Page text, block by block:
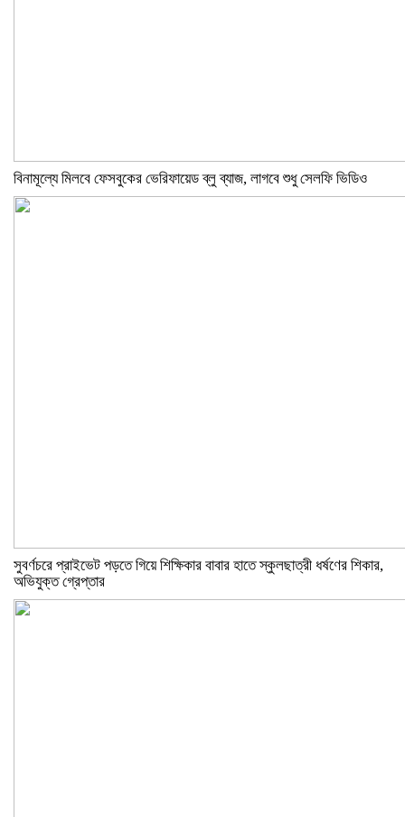
বিনামূল্যে মিলবে ফেসবুকের ভেরিফায়েড ব্লু ব্যাজ, লাগবে শুধু সেলফি ভিডিও
সুবর্ণচরে প্রাইভেট পড়তে গিয়ে শিক্ষিকার বাবার হাতে স্কুলছাত্রী ধর্ষণের শিকার,
অভিযুক্ত গ্রেপ্তার